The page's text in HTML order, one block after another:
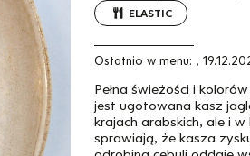
ELASTIC
Ostatnio w menu: ,
Pełna świeżości i
jest ugotowana kasz
krajach arabskich, ale i w
sprawiają, że kasza